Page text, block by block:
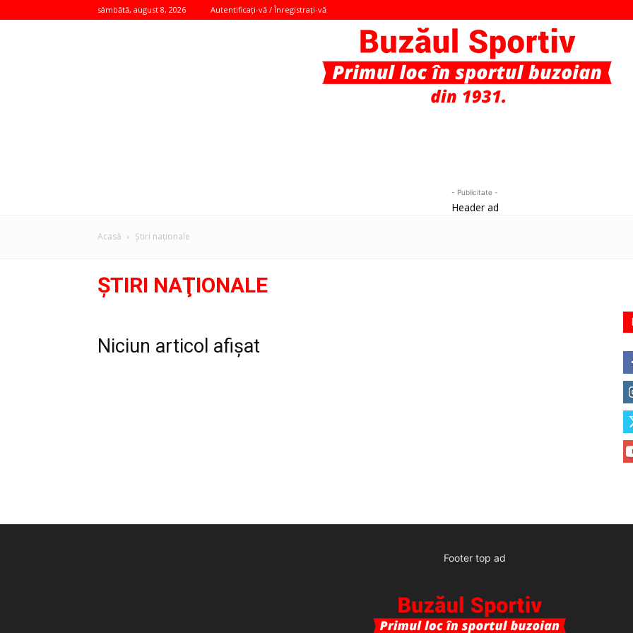
sâmbătă, august 8, 2026 Autentificați-vă / Înregistrați-vă
- Publicitate -
Header ad
Acasă Ştiri naţionale
ŞTIRI NAŢIONALE
Niciun articol afișat
Footer top ad